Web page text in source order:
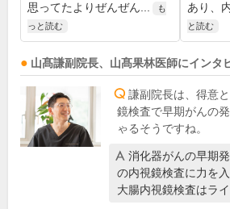
思ってたよりぜんぜん...
も
っと読む
あり、
と読む
山髙謙副院長、 山髙果林医師にインタ
謙副院長は、得意
鏡検査で早期がんの
ゃるそうですね。
消化器がんの早期
の内視鏡検査に力を
大腸内視鏡検査はラ